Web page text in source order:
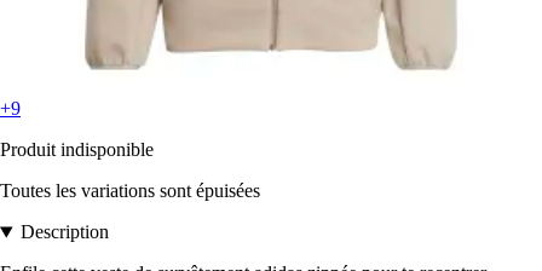
+9
Produit indisponible
Toutes les variations sont épuisées
Description